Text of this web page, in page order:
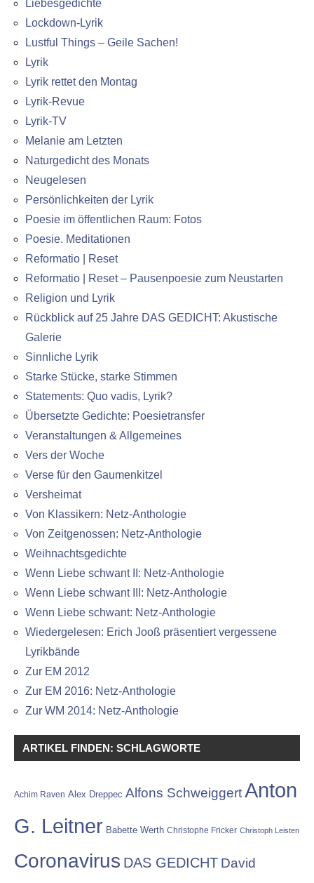
Liebesgedichte
Lockdown-Lyrik
Lustful Things – Geile Sachen!
Lyrik
Lyrik rettet den Montag
Lyrik-Revue
Lyrik-TV
Melanie am Letzten
Naturgedicht des Monats
Neugelesen
Persönlichkeiten der Lyrik
Poesie im öffentlichen Raum: Fotos
Poesie. Meditationen
Reformatio | Reset
Reformatio | Reset – Pausenpoesie zum Neustarten
Religion und Lyrik
Rückblick auf 25 Jahre DAS GEDICHT: Akustische
Galerie
Sinnliche Lyrik
Starke Stücke, starke Stimmen
Statements: Quo vadis, Lyrik?
Übersetzte Gedichte: Poesietransfer
Veranstaltungen & Allgemeines
Vers der Woche
Verse für den Gaumenkitzel
Versheimat
Von Klassikern: Netz-Anthologie
Von Zeitgenossen: Netz-Anthologie
Weihnachtsgedichte
Wenn Liebe schwant II: Netz-Anthologie
Wenn Liebe schwant III: Netz-Anthologie
Wenn Liebe schwant: Netz-Anthologie
Wiedergelesen: Erich Jooß präsentiert vergessene
Lyrikbände
Zur EM 2012
Zur EM 2016: Netz-Anthologie
Zur WM 2014: Netz-Anthologie
ARTIKEL FINDEN: SCHLAGWORTE
Achim Raven Alex Dreppec Alfons SchweiggertAnton
G. Leitner Babette Werth Christophe Fricker Christoph Leisten
Coronavirus DAS GEDICHT David